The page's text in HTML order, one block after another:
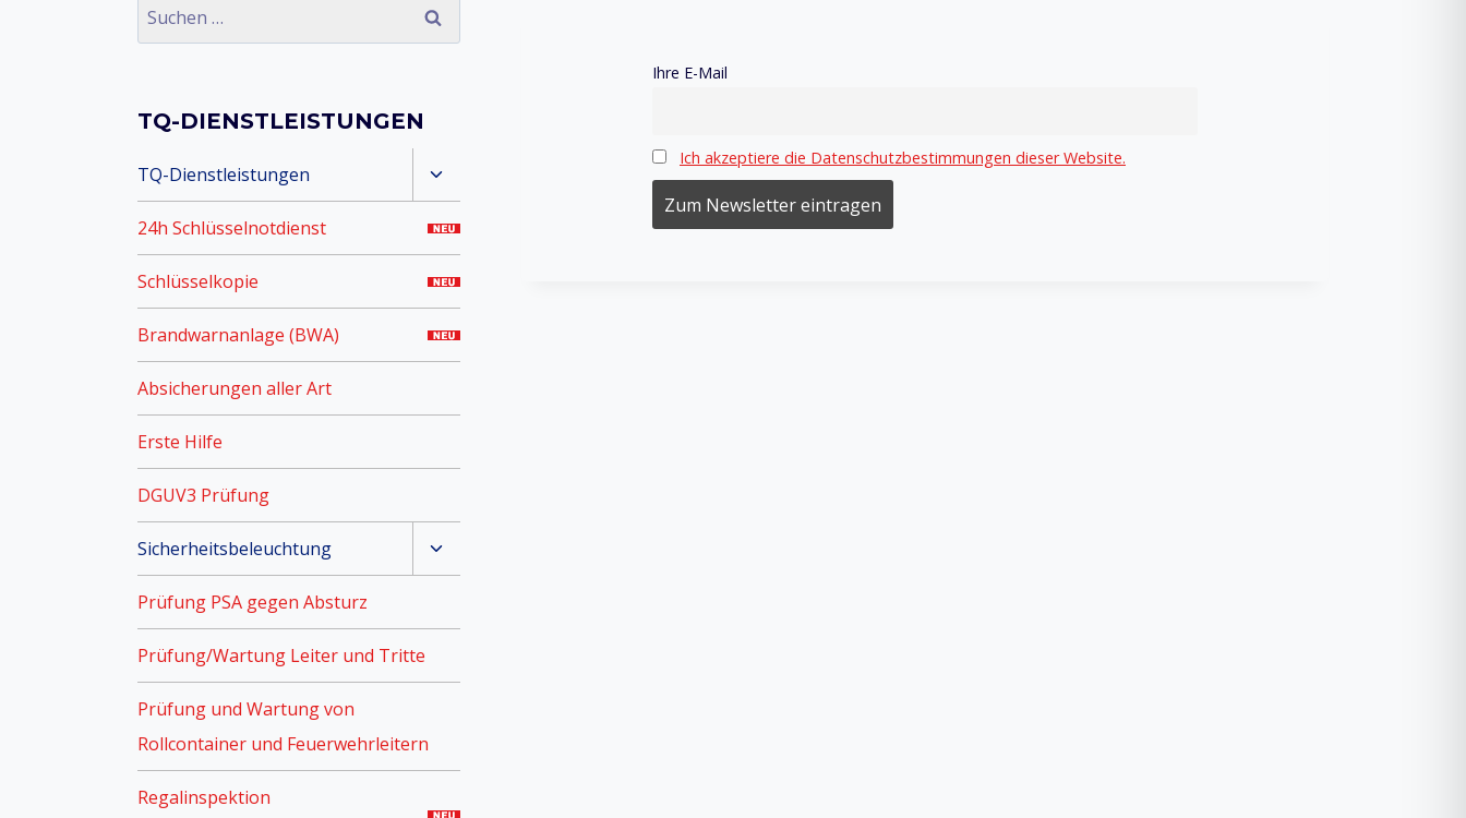
Ihre E-Mail
Ich akzeptiere die Datenschutzbestimmungen dieser Website.
Suchen
nach:
TQ-DIENSTLEISTUNGEN
TQ-Dienstleistungen
Untermenü
umschalten
24h Schlüsselnotdienst
Schlüsselkopie
Brandwarnanlage (BWA)
Absicherungen aller Art
Erste Hilfe
DGUV3 Prüfung
Sicherheitsbeleuchtung
Untermenü
umschalten
Prüfung PSA gegen Absturz
Prüfung/Wartung Leiter und Tritte
Prüfung und Wartung von
Rollcontainer und Feuerwehrleitern
Regalinspektion